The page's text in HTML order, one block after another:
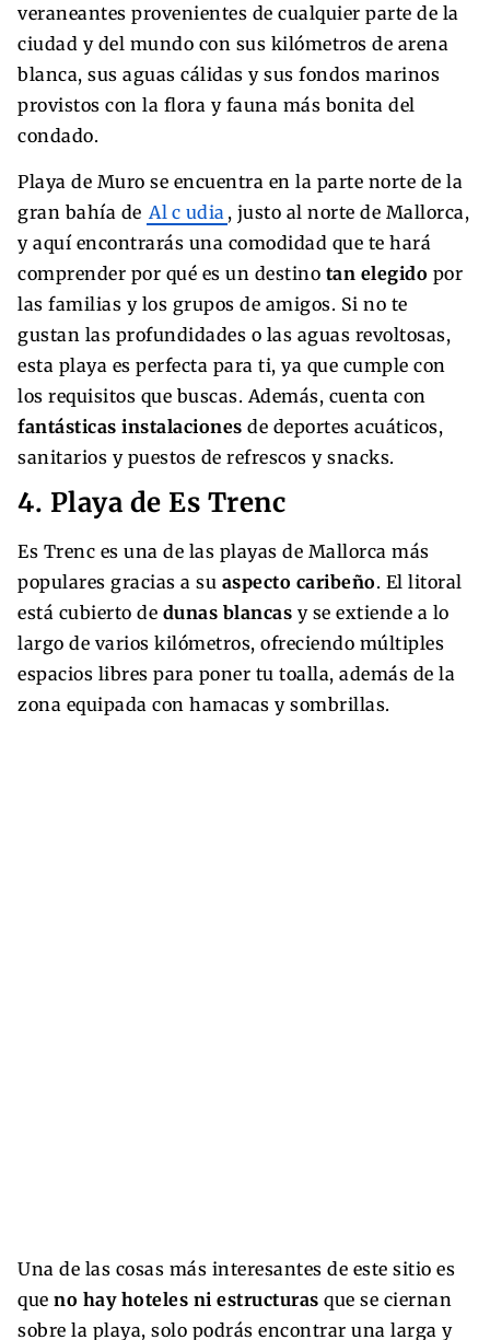
veraneantes provenientes de cualquier parte de la
ciudad y del mundo con sus kilómetros de arena
blanca, sus aguas cálidas y sus fondos marinos
provistos con la flora y fauna más bonita del
condado.
Playa de Muro se encuentra en la parte norte de la
gran bahía de Al c udia , justo al norte de Mallorca,
y aquí encontrarás una comodidad que te hará
comprender por qué es un destino tan elegido por
las familias y los grupos de amigos. Si no te
gustan las profundidades o las aguas revoltosas,
esta playa es perfecta para ti, ya que cumple con
los requisitos que buscas. Además, cuenta con
fantásticas instalaciones de deportes acuáticos,
sanitarios y puestos de refrescos y snacks.
4. Playa de Es Trenc
Es Trenc es una de las playas de Mallorca más
populares gracias a su aspecto caribeño. El litoral
está cubierto de dunas blancas y se extiende a lo
largo de varios kilómetros, ofreciendo múltiples
espacios libres para poner tu toalla, además de la
zona equipada con hamacas y sombrillas.
Una de las cosas más interesantes de este sitio es
que no hay hoteles ni estructuras que se ciernan
sobre la playa, solo podrás encontrar una larga y